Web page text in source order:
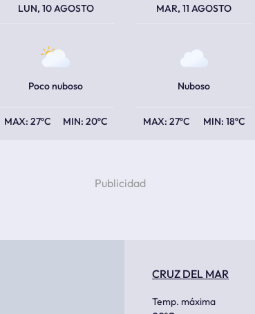
LUN, 10 AGOSTO
Poco nuboso
27ºC 20ºC
MAR, 11 AGOSTO
Nuboso
27ºC 18ºC
CRUZ DEL MAR
Temp. máxima